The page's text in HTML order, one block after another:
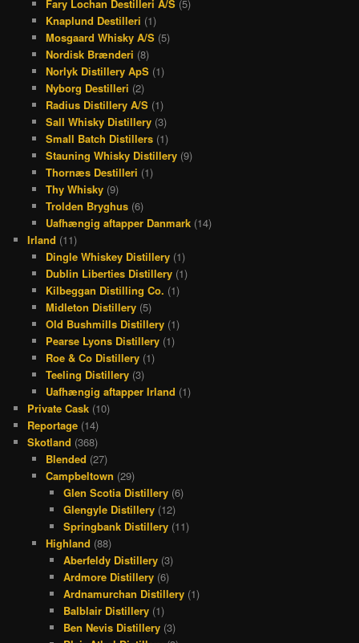
Fary Lochan Destilleri A/S(5)
Knaplund Destilleri (1)
Mosgaard Whisky A/S(5)
Nordisk Brænderi (8)
Norlyk Distillery ApS(1)
Nyborg Destilleri (2)
Radius Distillery A/S(1)
Sall Whisky Distillery(3)
Small Batch Distillers(1)
Stauning Whisky Distillery(9)
Thornæs Destilleri (1)
Thy Whisky(9)
Trolden Bryghus(6)
Uafhængig aftapper Danmark(14)
Irland (11)
Dingle Whiskey Distillery(1)
Dublin Liberties Distillery(1)
Kilbeggan Distilling Co. (1)
Midleton Distillery(5)
Old Bushmills Distillery(1)
Pearse Lyons Distillery(1)
Roe & Co Distillery(1)
Teeling Distillery(3)
Uafhængig aftapper Irland (1)
Private Cask (10)
Reportage (14)
Skotland (368)
Blended (27)
Campbeltown (29)
Glen Scotia Distillery (6)
Glengyle Distillery (12)
Springbank Distillery (11)
Highland (88)
Aberfeldy Distillery (3)
Ardmore Distillery (6)
Ardnamurchan Distillery (1)
Balblair Distillery (1)
Ben Nevis Distillery (3)